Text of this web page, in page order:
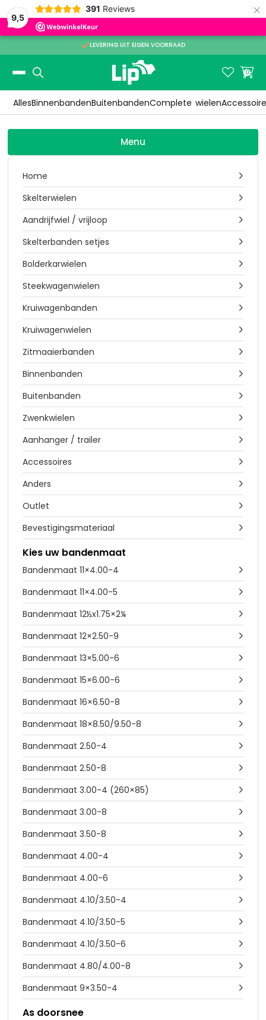
9,5
391 Reviews ×
LEVERING UIT EIGEN VOORRAAD
Slide 2 of 3.
 
0
AllesBinnenbandenBuitenbandenComplete wielen
Menu
Home 
Skelterwielen 
Aandrijfwiel / vrijloop 
Skelterbanden setjes 
Bolderkarwielen 
Steekwagenwielen 
Kruiwagenbanden 
Kruiwagenwielen 
Zitmaaierbanden 
Binnenbanden 
Buitenbanden 
Zwenkwielen 
Aanhanger / trailer 
Accessoires 
Anders 
Outlet 
Bevestigingsmateriaal 
Kies uw bandenmaat
Bandenmaat 11×4.00-4 
Bandenmaat 11×4.00-5 
Bandenmaat 12½x1.75×2¼ 
Bandenmaat 12×2.50-9 
Bandenmaat 13×5.00-6 
Bandenmaat 15×6.00-6 
Bandenmaat 16×6.50-8 
Bandenmaat 18×8.50/9.50-8 
Bandenmaat 2.50-4 
Bandenmaat 2.50-8 
Bandenmaat 3.00-4 (260×85) 
Bandenmaat 3.00-8 
Bandenmaat 3.50-8 
Bandenmaat 4.00-4 
Bandenmaat 4.00-6 
Bandenmaat 4.10/3.50-4 
Bandenmaat 4.10/3.50-5 
Bandenmaat 4.10/3.50-6 
Bandenmaat 4.80/4.00-8 
Bandenmaat 9×3.50-4 
As doorsnee